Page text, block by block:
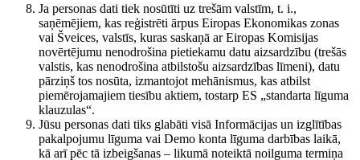
Ja personas dati tiek nosūtīti uz trešām valstīm, t. i.,
saņēmējiem, kas reģistrēti ārpus Eiropas Ekonomikas zonas
vai Šveices, valstīs, kuras saskaņā ar Eiropas Komisijas
novērtējumu nenodrošina pietiekamu datu aizsardzību (trešās
valstis, kas nenodrošina atbilstošu aizsardzības līmeni), datu
pārziņš tos nosūta, izmantojot mehānismus, kas atbilst
piemērojamajiem tiesību aktiem, tostarp ES „standarta līguma
klauzulas“.
Jūsu personas dati tiks glabāti visā Informācijas un izglītības
pakalpojumu līguma vai Demo konta līguma darbības laikā,
kā arī pēc tā izbeigšanas – likumā noteiktā noilguma termiņa